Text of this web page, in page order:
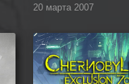
20 марта 2007